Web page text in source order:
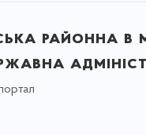
районна в